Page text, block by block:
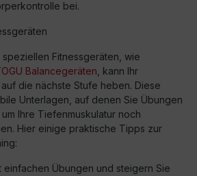
bei.
Fitnessgeräten, wie
Balancegeräten , kann Ihr
die nächste Stufe heben. Diese
Unterlagen, auf denen Sie Übungen
Ihre Tiefenmuskulatur noch
Hier einige praktische Tipps zur
einfachen Übungen und steigern Sie